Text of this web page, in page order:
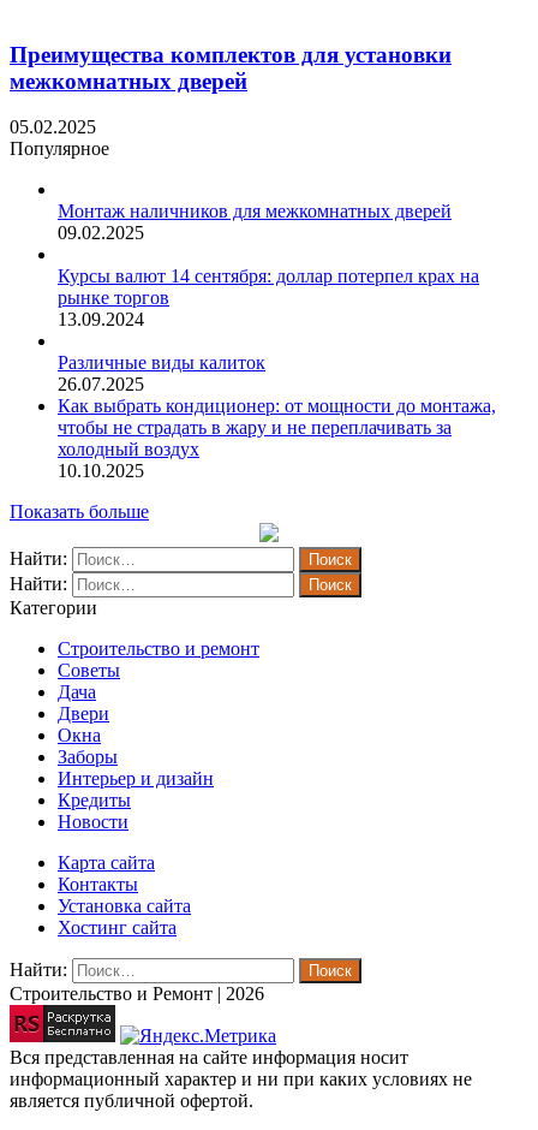
Преимущества комплектов для установки
межкомнатных дверей
05.02.2025
Популярное
Монтаж наличников для межкомнатных дверей
09.02.2025
Курсы валют 14 сентября: доллар потерпел крах на
рынке торгов
13.09.2024
Различные виды калиток
26.07.2025
Как выбрать кондиционер: от мощности до монтажа,
чтобы не страдать в жару и не переплачивать за
холодный воздух
10.10.2025
Показать больше
Найти:
Найти:
Категории
Строительство и ремонт
Советы
Дача
Двери
Окна
Заборы
Интерьер и дизайн
Кредиты
Новости
Карта сайта
Контакты
Установка сайта
Хостинг сайта
Найти:
Строительство и Ремонт | 2026
Вся представленная на сайте информация носит
информационный характер и ни при каких условиях не
является публичной офертой.